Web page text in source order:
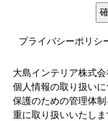
プライバシーポリシ
大島インテリア株式
個人情報の取り扱い
保護のための管理体
重に取り扱いいたしま